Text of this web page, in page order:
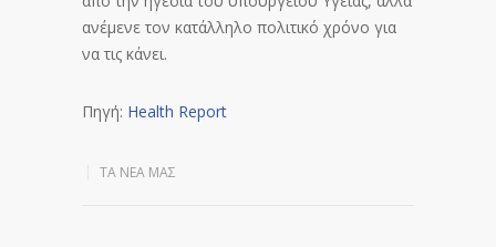
ανέμενε τον κατάλληλο πολιτικό χρόνο για
να τις κάνει.
Πηγή: Health Report
ΤΑ ΝΈΑ ΜΑΣ